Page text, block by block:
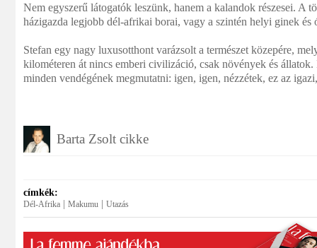
Nem egyszerű látogatók leszünk, hanem a kalandok részesei. A
házigazda legjobb dél-afrikai borai, vagy a szintén helyi ginek és
Stefan egy nagy luxusotthont varázsolt a természet közepére,
kilométeren át nincs emberi civilizáció, csak növények és állatok.
minden vendégének megmutatni: igen, igen, nézzétek, ez az
Barta Zsolt cikke
címkék:
Dél-Afrika Makumu Utazás